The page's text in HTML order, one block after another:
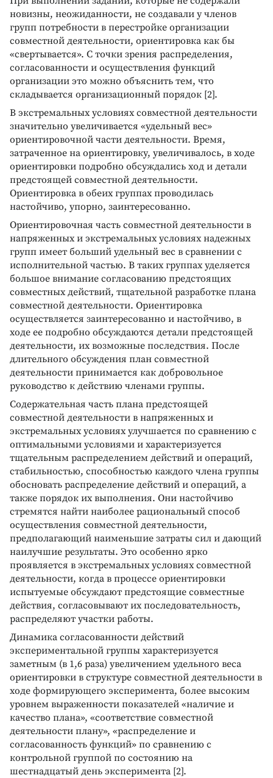
новизны, неожиданности, не создавали у членов
групп потребности в перестройке организации
совместной деятельности, ориентировка как бы
«свертывается». С точки зрения распределения,
согласованности и осуществления функций
организации это можно объяснить тем, что
складывается организационный порядок [2].
В экстремальных условиях совместной деятельности
значительно увеличивается «удельный вес»
ориентировочной части деятельности. Время,
затраченное на ориентировку, увеличивалось, в ходе
ориентировки подробно обсуждались ход и детали
предстоящей совместной деятельности.
Ориентировка в обеих группах проводилась
настойчиво, упорно, заинтересованно.
Ориентировочная часть совместной деятельности в
напряженных и экстремальных условиях надежных
групп имеет больший удельный вес в сравнении с
исполнительной частью. В таких группах уделяется
большое внимание согласованию предстоящих
совместных действий, тщательной разработке плана
совместной деятельности. Ориентировка
осуществляется заинтересованно и настойчиво, в
ходе ее подробно обсуждаются детали предстоящей
деятельности, их возможные последствия. После
длительного обсуждения план совместной
деятельности принимается как добровольное
руководство к действию членами группы.
Содержательная часть плана предстоящей
совместной деятельности в напряженных и
экстремальных условиях улучшается по сравнению с
оптимальными условиями и характеризуется
тщательным распределением действий и операций,
стабильностью, способностью каждого члена группы
обосновать распределение действий и операций, а
также порядок их выполнения. Они настойчиво
стремятся найти наиболее рациональный способ
осуществления совместной деятельности,
предполагающий наименьшие затраты сил и дающий
наилучшие результаты. Это особенно ярко
проявляется в экстремальных условиях совместной
деятельности, когда в процессе ориентировки
испытуемые обсуждают предстоящие совместные
действия, согласовывают их последовательность,
распределяют участки работы.
Динамика согласованности действий
экспериментальной группы характеризуется
заметным (в 1,6 раза) увеличением удельного веса
ориентировки в структуре совместной деятельности в
ходе формирующего эксперимента, более высоким
уровнем выраженности показателей «наличие и
качество плана», «соответствие совместной
деятельности плану», «распределение и
согласованность функций» по сравнению с
контрольной группой по состоянию на
шестнадцатый день эксперимента [2].